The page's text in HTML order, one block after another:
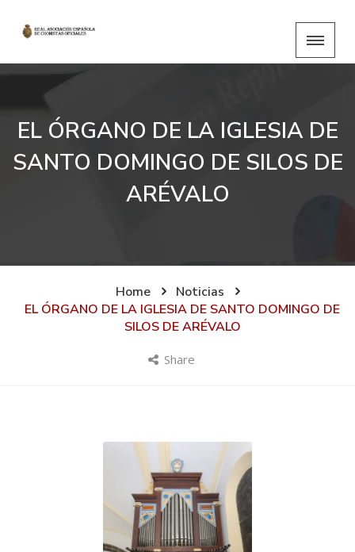
EL ÓRGANO DE LA IGLESIA DE
SANTO DOMINGO DE SILOS DE
ARÉVALO
Home
Noticias
EL ÓRGANO DE LA IGLESIA DE SANTO DOMINGO DE
SILOS DE ARÉVALO
Share